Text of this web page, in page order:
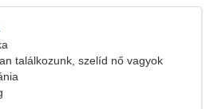
találkozunk, szelíd nő vagyok